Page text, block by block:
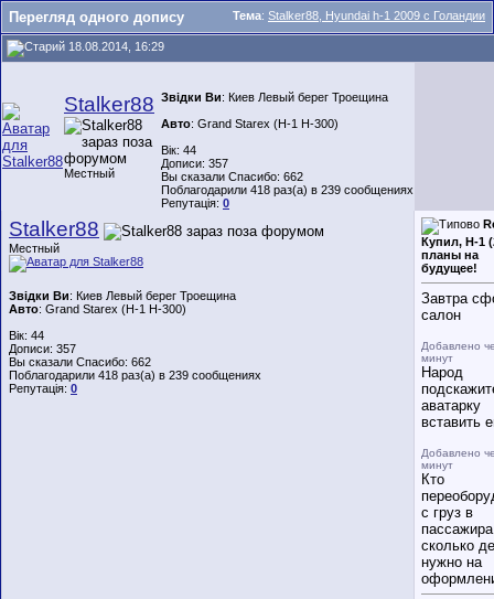
Тема: Stalker88, Hyundai h-1 2009 с Голандии
Перегляд одного допису
18.08.2014, 16:29
Stalker88
Местный
Звідки Ви: Киев Левый берег Троещина
Авто: Grand Starex (H-1 H-300)
Вік: 44
Дописи: 357
Вы сказали Спасибо: 662
Поблагодарили 418 раз(а) в 239 сообщениях
Репутація: 0
Stalker88
Местный
Звідки Ви: Киев Левый берег Троещина
Авто: Grand Starex (H-1 H-300)
Вік: 44
Дописи: 357
Вы сказали Спасибо: 662
Поблагодарили 418 раз(а) в 239 сообщениях
Репутація: 0
Купил, H-1
планы на
будущее!
Завтра
салон
Добавлено
минут
Народ
аватарку
вставить
Добавлено
минут
Кто
с груз в
пассажира
сколько
нужно на